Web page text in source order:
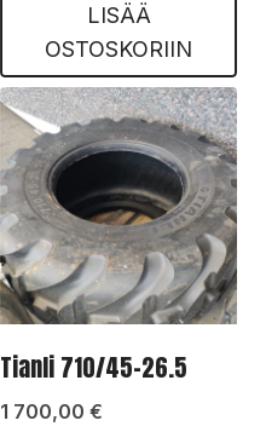
LISÄÄ
OSTOSKORIIN
Tianli 710/45-26.5
1 700,00 €